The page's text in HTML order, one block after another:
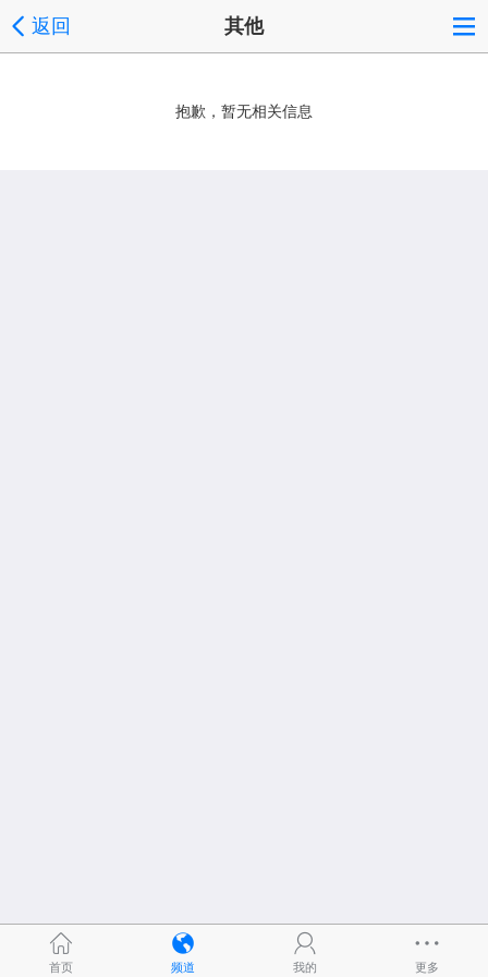
返回 其他
抱歉，暂无相关信息
首页 频道 我的 更多